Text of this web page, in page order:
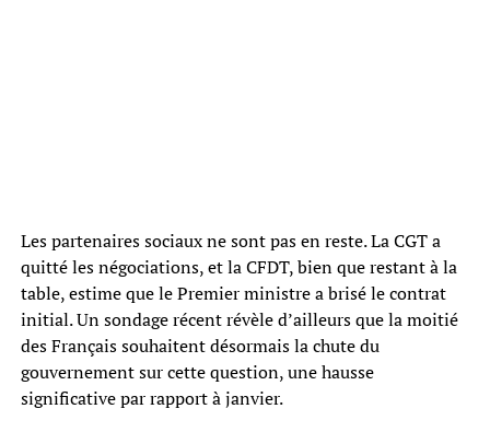
Les partenaires sociaux ne sont pas en reste. La CGT a
quitté les négociations, et la CFDT, bien que restant à la
table, estime que le Premier ministre a brisé le contrat
initial. Un sondage récent révèle d’ailleurs que la moitié
des Français souhaitent désormais la chute du
gouvernement sur cette question, une hausse
significative par rapport à janvier.